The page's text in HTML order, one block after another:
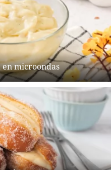
microondas